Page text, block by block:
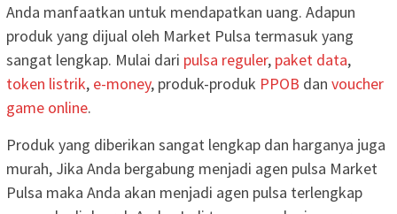
Anda manfaatkan untuk mendapatkan uang. Adapun
produk yang dijual oleh Market Pulsa termasuk yang
sangat lengkap. Mulai dari pulsa reguler, paket data,
token listrik, e-money, produk-produk PPOB dan voucher
game online.
Produk yang diberikan sangat lengkap dan harganya juga
murah, Jika Anda bergabung menjadi agen pulsa Market
Pulsa maka Anda akan menjadi agen pulsa terlengkap